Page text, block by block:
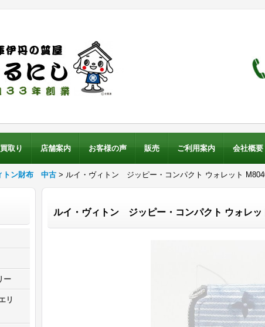
トン財布 中古 > ルイ・ヴィトン ジッピー・コンパクト ウォレット
買取り 店舗案内 お客様の声 販売 ご利用案内 会社概要
ー
リ
ルイ・ヴィトン ジッピー・コンパクト ウォレッ